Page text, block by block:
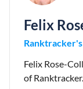
Felix
Felix Rose-
of